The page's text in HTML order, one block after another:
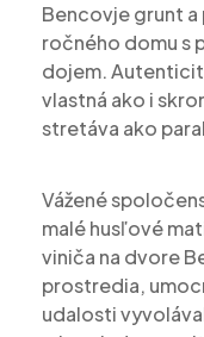
Bencovje grunt
ročného domu s
dojem.
vlastná ako i
stretáva ako
Vážené
malé husľové
viniča na dvore
prostredia,
udalosti